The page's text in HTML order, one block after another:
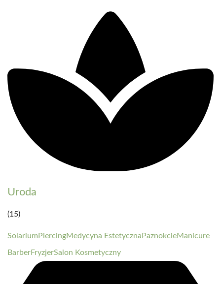
Uroda
(15)
Solarium PiercingMedycyna Estetyczna PaznokcieManicure
BarberFryzjerSalon Kosmetyczny